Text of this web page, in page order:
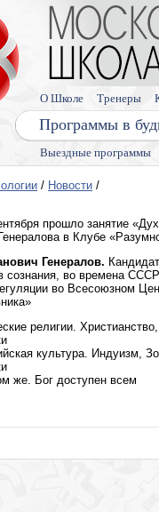
Выездные программы
Программы в
О Школе Тренеры
/ Новости /
прошло занятие
в Клубе
Генералов.
сознания, во времена
во Всесоюзном
религии.
культура. Индуизм,
же. Бог доступен всем